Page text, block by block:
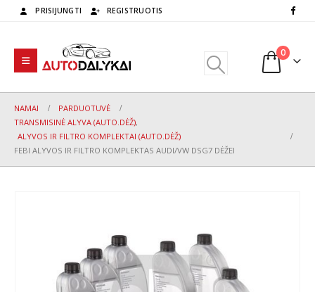
PRISIJUNGTI REGISTRUOTIS
0
NAMAI
PARDUOTUVĖ
TRANSMISINĖ ALYVA (AUTO.DĖŽ),
ALYVOS IR FILTRO KOMPLEKTAI (AUTO.DĖŽ)
FEBI ALYVOS IR FILTRO KOMPLEKTAS AUDI/VW DSG7 DĖŽEI